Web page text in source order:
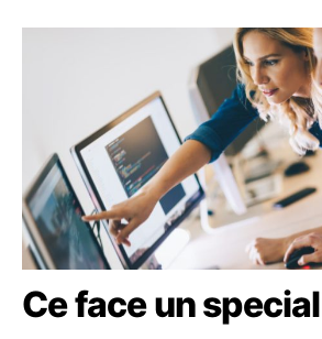
Ce face un